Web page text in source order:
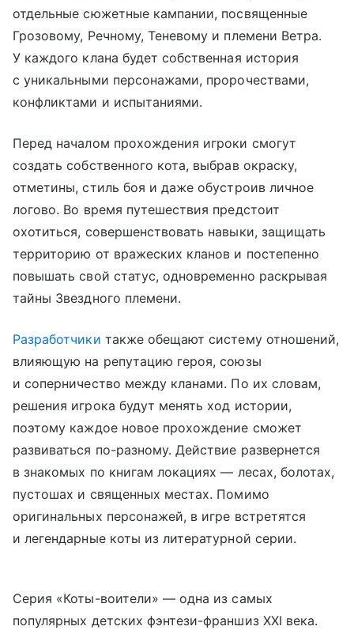
отдельные сюжетные кампании, посвященные
Грозовому, Речному, Теневому и племени Ветра.
У каждого клана будет собственная история
с уникальными персонажами, пророчествами,
конфликтами и испытаниями.
Перед началом прохождения игроки смогут
создать собственного кота, выбрав окраску,
отметины, стиль боя и даже обустроив личное
логово. Во время путешествия предстоит
охотиться, совершенствовать навыки, защищать
территорию от вражеских кланов и постепенно
повышать свой статус, одновременно раскрывая
тайны Звездного племени.
Разработчики также обещают систему отношений,
влияющую на репутацию героя, союзы
и соперничество между кланами. По их словам,
решения игрока будут менять ход истории,
поэтому каждое новое прохождение сможет
развиваться по-разному. Действие развернется
в знакомых по книгам локациях — лесах, болотах,
пустошах и священных местах. Помимо
оригинальных персонажей, в игре встретятся
и легендарные коты из литературной серии.
Серия «Коты-воители» — одна из самых
популярных детских фэнтези-франшиз XXI века.